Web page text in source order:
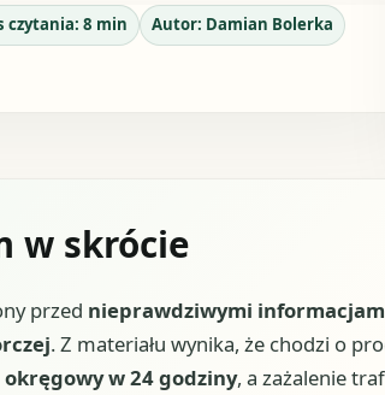
czytania: 8 min Autor: Damian Bolerka
w skrócie
przed nieprawdziwymi
. Z materiału wynika, że chodzi o
okręgowy w 24 godziny, a zażalenie